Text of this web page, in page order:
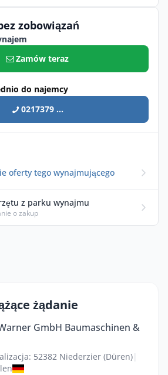
zobowiązań
Zamów teraz
do najemcy
0217379 ...
oferty tego wynajmującego
z parku wynajmu
o zakup
żądanie
GmbH Baumaschinen &
52382 Niederzier (Düren)|